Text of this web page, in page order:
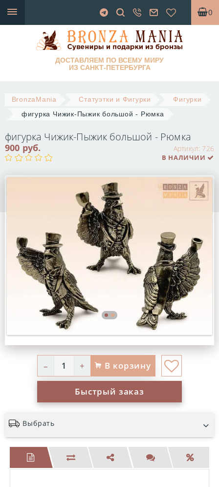
0
ДОСТАВЛЯЕМ ПО ВСЕМУ МИРУ
ИЗ САНКТ-ПЕТЕРБУРГА
BronzaMania Статуэтки и Фигурки
Фигурки
фигурка Чижик-Пыжик большой - Рюмка
фигурка Чижик-Пыжик большой - Рюмка
Артикул: 726
900 руб.
В НАЛИЧИИ
– + В корзину
Быстрый заказ
Выбрать